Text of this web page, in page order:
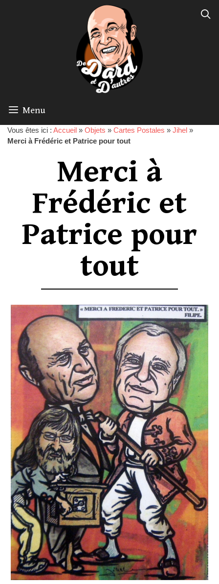
Menu
Vous êtes ici : Accueil » Objets » Cartes Postales » Jihel »
Merci à Frédéric et Patrice pour tout
Merci à
Frédéric et
Patrice pour
tout